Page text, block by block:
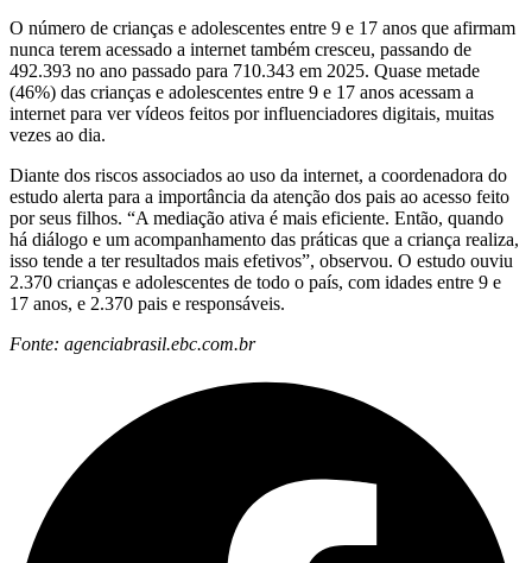
O número de crianças e adolescentes entre 9 e 17 anos que afirmam
nunca terem acessado a internet também cresceu, passando de
492.393 no ano passado para 710.343 em 2025. Quase metade
(46%) das crianças e adolescentes entre 9 e 17 anos acessam a
internet para ver vídeos feitos por influenciadores digitais, muitas
vezes ao dia.
Diante dos riscos associados ao uso da internet, a coordenadora do
estudo alerta para a importância da atenção dos pais ao acesso feito
por seus filhos. “A mediação ativa é mais eficiente. Então, quando
há diálogo e um acompanhamento das práticas que a criança realiza,
isso tende a ter resultados mais efetivos”, observou. O estudo ouviu
2.370 crianças e adolescentes de todo o país, com idades entre 9 e
17 anos, e 2.370 pais e responsáveis.
Fonte: agenciabrasil.ebc.com.br